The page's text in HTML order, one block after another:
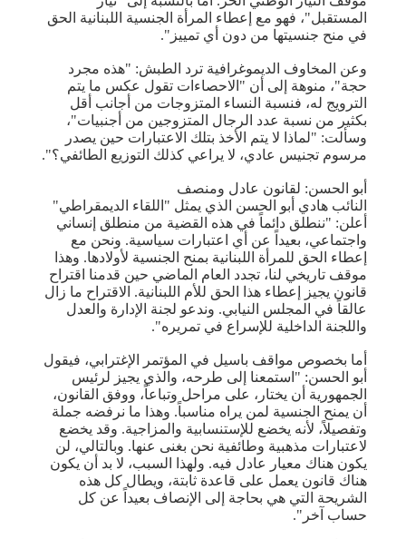
المستقبل"، فهو مع إعطاء المرأة الجنسية اللبنانية الحق
في منح جنسيتها من دون أي تمييز".
وعن المخاوف الديموغرافية ترد الطبش: "هذه مجرد
حجة"، منوهة إلى أن "الاحصاءات تقول عكس ما يتم
الترويج له، فنسبة النساء المتزوجات من أجانب أقل
بكثير من نسبة عدد الرجال المتزوجين من أجنبيات"،
وسألت: "لماذا لا يتم الأخذ بتلك الاعتبارات حين يصدر
مرسوم تجنيس عادي، لا يراعي كذلك التوزيع الطائفي؟".
أبو الحسن: لقانون عادل ومنصف
النائب هادي أبو الحسن الذي يمثل "اللقاء الديمقراطي"
أعلن: "ننطلق دائماً في هذه القضية من منطلق إنساني
واجتماعي، بعيداً عن أي اعتبارات سياسية. ونحن مع
إعطاء الحق للمرأة اللبنانية بمنح الجنسية لأولادها. وهذا
موقف تاريخي لنا، تجدد العام الماضي حين قدمنا اقتراح
قانون يجيز إعطاء هذا الحق للأم اللبنانية. الاقتراح ما زال
عالقاً في المجلس النيابي. وندعو لجنة الإدارة والعدل
واللجنة الداخلية للإسراع في تمريره".
أما بخصوص مواقف باسيل في المؤتمر الإغترابي، فيقول
أبو الحسن: "استمعنا إلى طرحه، والذي يجيز لرئيس
الجمهورية أن يختار، على مراحل وتباعاً، ووفق القانون،
أن يمنح الجنسية لمن يراه مناسباً. وهذا ما نرفضه جملة
وتفصيلاً، لأنه يخضع للإستنسابية والمزاجية. وقد يخضع
لاعتبارات مذهبية وطائفية نحن بغنى عنها. وبالتالي، لن
يكون هناك معيار عادل فيه. ولهذا السبب، لا بد أن يكون
هناك قانون يعمل على قاعدة ثابتة، ويطال كل هذه
الشريحة التي هي بحاجة إلى الإنصاف بعيداً عن كل
حساب آخر".